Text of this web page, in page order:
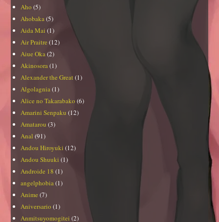
Aho (5)
Ahobaka (5)
Aida Mai (1)
Air Praitre (12)
Aiue Oka (2)
Akinosora (1)
Alexander the Great (1)
Algolagnia (1)
Alice no Takarabako (6)
Amarini Senpaku (12)
Amatarou (3)
Anal (91)
Andou Hiroyuki (12)
Andou Shuuki (1)
Androide 18 (1)
angelphobia (1)
Anime (7)
Aniversario (1)
Anmitsuyomogitei (2)